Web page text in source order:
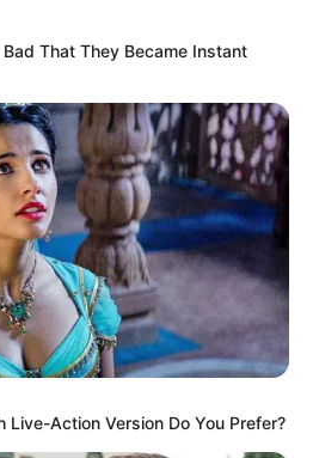
Κύμη
για να το
δυσκολεύει
ο δράστης
έγινε στη χερσαία
κάτι σε ένα
That They Became Instant
Live-Action Version Do You Prefer?